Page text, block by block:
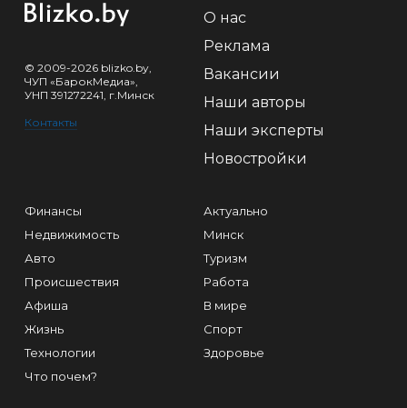
© 2009-2026 blizko.by,
ЧУП «БарокМедиа»,
УНП 391272241, г.Минск
Контакты
О нас
Реклама
Вакансии
Наши авторы
Наши эксперты
Новостройки
Финансы
Недвижимость
Авто
Происшествия
Афиша
Жизнь
Технологии
Что почем?
Актуально
Минск
Туризм
Работа
В мире
Спорт
Здоровье